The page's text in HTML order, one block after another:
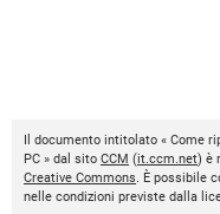
Il documento intitolato « Come
PC » dal sito CCM (it.ccm.net) è
Creative Commons . È possibile
nelle condizioni previste dalla